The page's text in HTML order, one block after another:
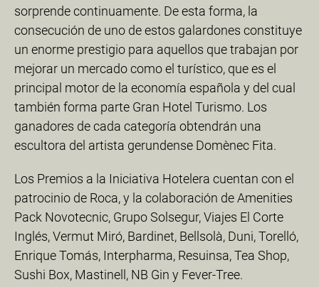
sorprende continuamente. De esta forma, la
consecución de uno de estos galardones constituye
un enorme prestigio para aquellos que trabajan por
mejorar un mercado como el turístico, que es el
principal motor de la economía española y del cual
también forma parte Gran Hotel Turismo. Los
ganadores de cada categoría obtendrán una
escultora del artista gerundense Domènec Fita.
Los Premios a la Iniciativa Hotelera cuentan con el
patrocinio de Roca, y la colaboración de Amenities
Pack Novotecnic, Grupo Solsegur, Viajes El Corte
Inglés, Vermut Miró, Bardinet, Bellsolà, Duni, Torelló,
Enrique Tomás, Interpharma, Resuinsa, Tea Shop,
Sushi Box, Mastinell, NB Gin y Fever-Tree.